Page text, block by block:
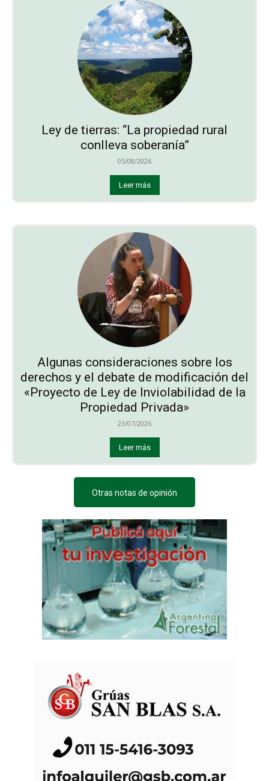
Ley de tierras: “La propiedad rural
conlleva soberanía”
05/08/2026
Leer más
Algunas consideraciones sobre los
derechos y el debate de modificación del
«Proyecto de Ley de Inviolabilidad de la
Propiedad Privada»
23/07/2026
Leer más
Otras notas de opinión